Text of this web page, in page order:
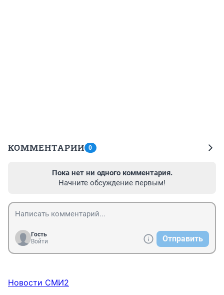
КОММЕНТАРИИ 0
Пока нет ни одного комментария.
Начните обсуждение первым!
Гость
Войти
Отправить
Новости СМИ2